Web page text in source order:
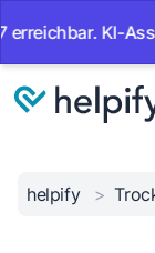
KI-
helpify >